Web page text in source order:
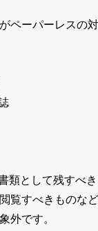
ペーパーレスの
類として残すべ
覧すべきものな
外です。